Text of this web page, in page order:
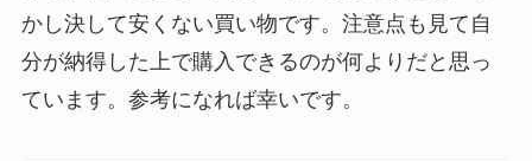
かし決して安くない買い物です。注意点も見て自
分が納得した上で購入できるのが何よりだと思っ
ています。参考になれば幸いです。